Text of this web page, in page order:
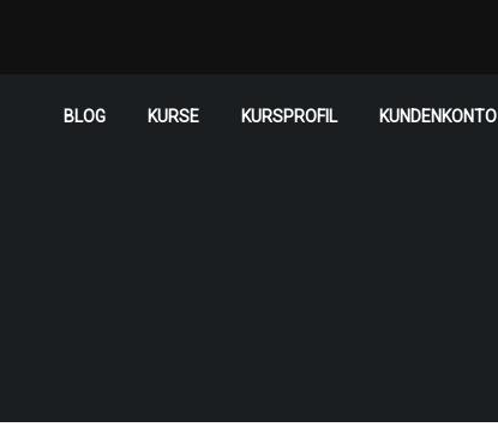
BLOG KURSE KURSPROFIL KUNDENKONTO